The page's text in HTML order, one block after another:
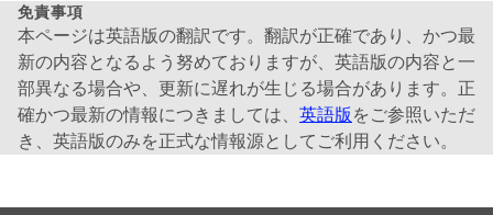
免責事項
本ページは英語版の翻訳です。翻訳が正確であり、かつ最
新の内容となるよう努めておりますが、英語版の内容と一
部異なる場合や、更新に遅れが生じる場合があります。正
確かつ最新の情報につきましては、 英語版をご参照いただ
き、英語版のみを正式な情報源としてご利用ください。